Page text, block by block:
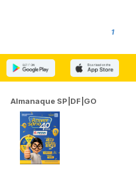
1
Almanaque SP|DF|GO